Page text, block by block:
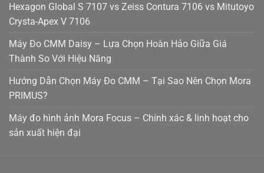
Hexagon Global S 7107 vs Zeiss Contura 7106 vs Mitutoyo
Crysta-Apex V 7106
Máy Đo CMM Daisy – Lựa Chọn Hoàn Hảo Giữa Giá
Thành So Với Hiệu Năng
Hướng Dẫn Chọn Máy Đo CMM – Tại Sao Nên Chọn Mora
PRIMUS?
Máy đo hình ảnh Mora Focus – Chính xác & linh hoạt cho
sản xuất hiện đại